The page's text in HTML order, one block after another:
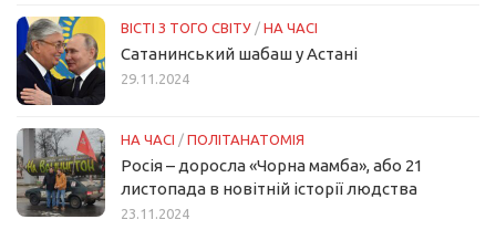
ВІСТІ З ТОГО СВІТУ / НА ЧАСІ
Сатанинський шабаш у Астані
29.11.2024
НА ЧАСІ / ПОЛІТАНАТОМІЯ
Росія – доросла «Чорна мамба», або 21
листопада в новітній історії людства
23.11.2024